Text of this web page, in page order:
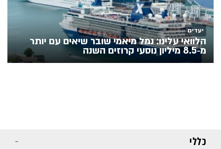
יעדים
הלוואי עלינו: נמל מיאמי שובר שיאים עם יותר
מ‑8.5 מיליון נוסעי קרוזים השנה
כללי